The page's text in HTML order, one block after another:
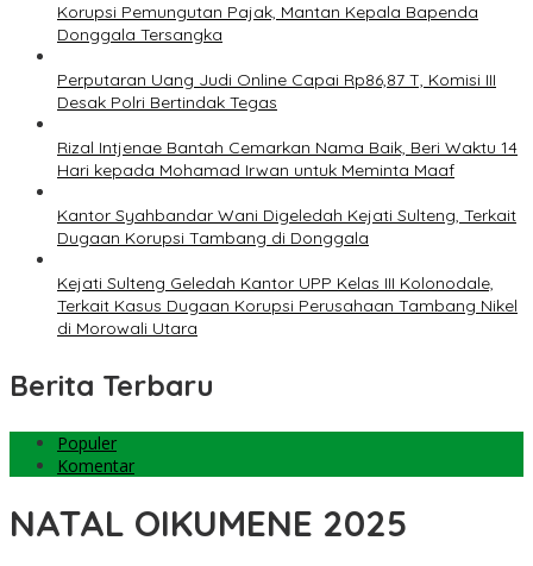
Korupsi Pemungutan Pajak, Mantan Kepala Bapenda
Donggala Tersangka
Perputaran Uang Judi Online Capai Rp86,87 T, Komisi III
Desak Polri Bertindak Tegas
Rizal Intjenae Bantah Cemarkan Nama Baik, Beri Waktu 14
Hari kepada Mohamad Irwan untuk Meminta Maaf
Kantor Syahbandar Wani Digeledah Kejati Sulteng, Terkait
Dugaan Korupsi Tambang di Donggala
Kejati Sulteng Geledah Kantor UPP Kelas III Kolonodale,
Terkait Kasus Dugaan Korupsi Perusahaan Tambang Nikel
di Morowali Utara
Berita Terbaru
Populer
Komentar
NATAL OIKUMENE 2025